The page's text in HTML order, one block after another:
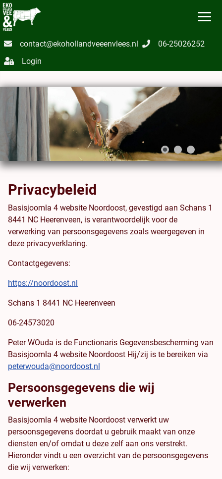
contact@ekohollandveeenvlees.nl
06-25026252
Login
Privacybeleid
Basisjoomla 4 website Noordoost, gevestigd aan Schans 1
8441 NC Heerenveen, is verantwoordelijk voor de
verwerking van persoonsgegevens zoals weergegeven in
deze privacyverklaring.
Contactgegevens:
https://noordoost.nl
Schans 1 8441 NC Heerenveen
06-24573020
Peter WOuda is de Functionaris Gegevensbescherming van
Basisjoomla 4 website Noordoost Hij/zij is te bereiken via
peterwouda@noordoost.nl
Persoonsgegevens die wij
verwerken
Basisjoomla 4 website Noordoost verwerkt uw
persoonsgegevens doordat u gebruik maakt van onze
diensten en/of omdat u deze zelf aan ons verstrekt.
Hieronder vindt u een overzicht van de persoonsgegevens
die wij verwerken:
≡